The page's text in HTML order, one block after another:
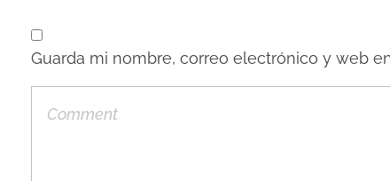
Guarda mi nombre, correo electrónico y web